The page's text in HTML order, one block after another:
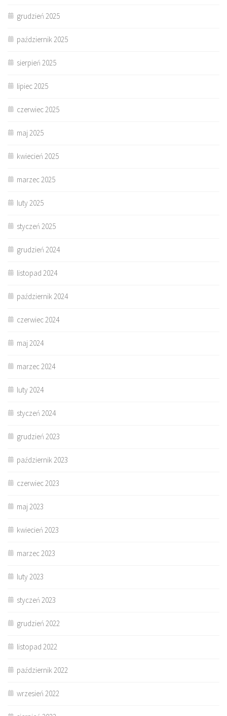
grudzień 2025
październik 2025
sierpień 2025
lipiec 2025
czerwiec 2025
maj 2025
kwiecień 2025
marzec 2025
luty 2025
styczeń 2025
grudzień 2024
listopad 2024
październik 2024
czerwiec 2024
maj 2024
marzec 2024
luty 2024
styczeń 2024
grudzień 2023
październik 2023
czerwiec 2023
maj 2023
kwiecień 2023
marzec 2023
luty 2023
styczeń 2023
grudzień 2022
listopad 2022
październik 2022
wrzesień 2022